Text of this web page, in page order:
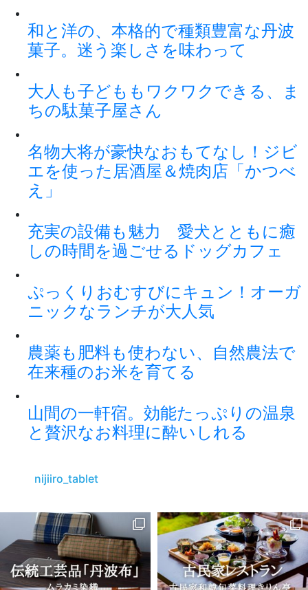
和と洋の、本格的で種類豊富な丹波
菓子。迷う楽しさを味わって
大人も子どももワクワクできる、ま
ちの駄菓子屋さん
名物大将が豪快なおもてなし！ジビ
エを使った居酒屋＆焼肉店「かつべ
え」
充実の設備も魅力 愛犬とともに癒
しの時間を過ごせるドッグカフェ
ぷっくりおむすびにキュン！オーガ
ニックなランチが大人気
農薬も肥料も使わない、自然農法で
在来種のお米を育てる
山間の一軒宿。効能たっぷりの温泉
と贅沢なお料理に酔いしれる
nijiiro_tablet